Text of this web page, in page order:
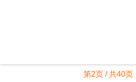
第2页 / 共40页